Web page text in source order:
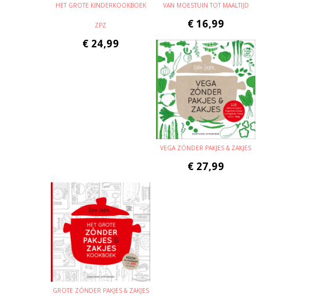
HET GROTE KINDERKOOKBOEK
ZPZ
€ 24,99
VAN MOESTUIN TOT MAALTIJD
€ 16,99
VEGA ZÓNDER PAKJES & ZAKJES
€ 27,99
GROTE ZÓNDER PAKJES & ZAKJES